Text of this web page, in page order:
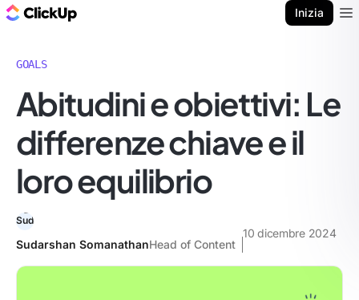
Inizia
GOALS
Abitudini e obiettivi: Le
differenze chiave e il
loro equilibrio
Sudarshan SomanathanHead of Content
10 dicembre 2024